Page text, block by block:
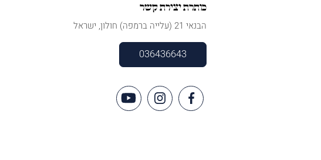
כותרת יצירת קשר
הבנאי 21 (עלייה ברמפה) חולון, ישראל
036436643